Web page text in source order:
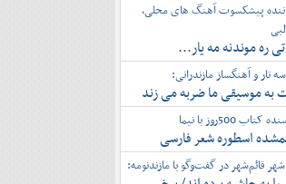
پیشکسوت آهنگ های محلی،
ره موندنه مه یار...
سه تار و آهنگساز مازندرانی:
به موسیقی ما ضربه می زند
500روز با نیما
اسطوره شعر فارسی
قائم‌شهر در گفت‌و‌گو با مازندنومه: